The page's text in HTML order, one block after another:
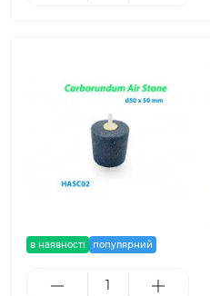
в наявності популярний